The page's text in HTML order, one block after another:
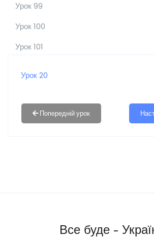
Урок 99
Урок 100
Урок 101
Урок 20
Все буде -